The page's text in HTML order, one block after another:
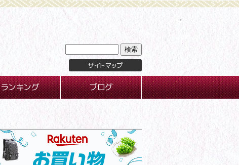
サイトマップ
ランキング ブログ